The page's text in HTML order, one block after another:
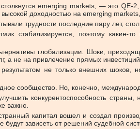
emerging markets, — это QE-
высокой доходностью на emerging
трудности последние пару лет,
стабилизируется, поэтому
глобализации. Шоки,
а не на привлечение прямых инвестиций.
не только внешних шоков,
сообщество. Но, конечно,
конкурентоспособность
важно.
капитал вошел и создал
будут зависеть от решений судебной